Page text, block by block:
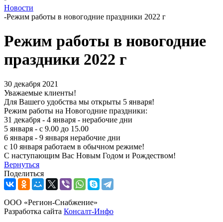
Новости
-Режим работы в новогодние праздники 2022 г
Режим работы в новогодние
праздники 2022 г
30 декабря 2021
Уважаемые клиенты!
Для Вашего удобства мы открыты 5 января!
Режим работы на Новогодние праздники:
31 декабря - 4 января - нерабочие дни
5 января - с 9.00 до 15.00
6 января - 9 января нерабочие дни
с 10 января работаем в обычном режиме!
С наступающим Вас Новым Годом и Рождеством!
Вернуться
Поделиться
ООО «Регион-Снабжение»
Разработка сайта Консалт-Инфо